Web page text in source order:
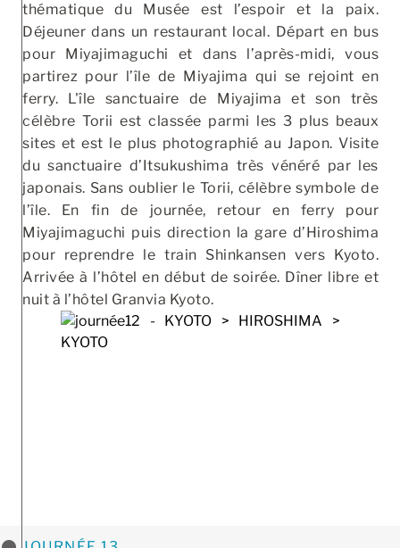
thématique du Musée est l’espoir et la paix.
Déjeuner dans un restaurant local. Départ en bus
pour Miyajimaguchi et dans l’après-midi, vous
partirez pour l’île de Miyajima qui se rejoint en
ferry. L'île sanctuaire de Miyajima et son très
célèbre Torii est classée parmi les 3 plus beaux
sites et est le plus photographié au Japon. Visite
du sanctuaire d’Itsukushima très vénéré par les
japonais. Sans oublier le Torii, célèbre symbole de
l’île. En fin de journée, retour en ferry pour
Miyajimaguchi puis direction la gare d’Hiroshima
pour reprendre le train Shinkansen vers Kyoto.
Arrivée à l’hôtel en début de soirée. Dîner libre et
nuit à l’hôtel Granvia Kyoto.